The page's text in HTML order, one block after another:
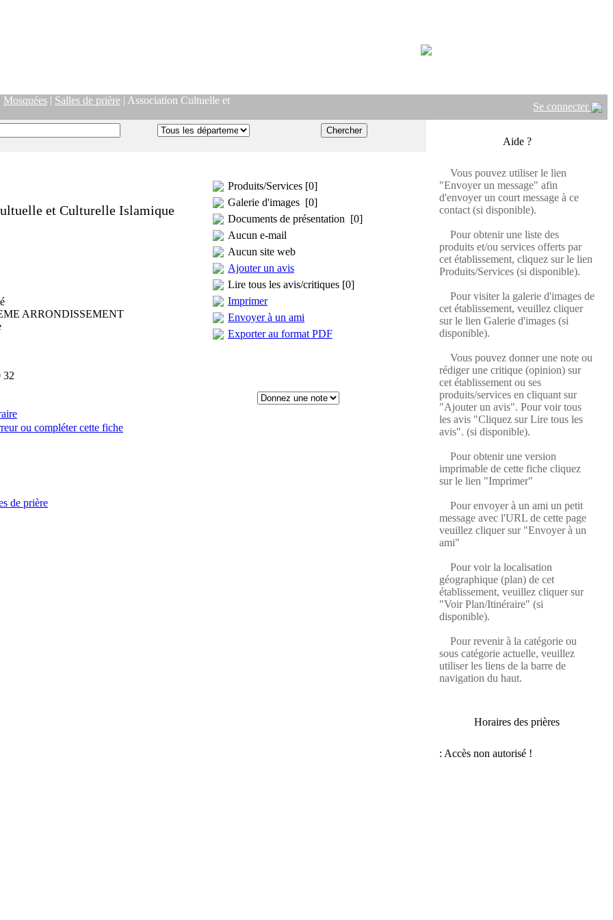
Mosquées | Salles de prière | Association Cultuelle et
Se connecter
et Culturelle Islamique
ARRONDISSEMENT
32
ou compléter cette fiche
de prière
Produits/Services [0]
Galerie d'images [0]
Documents de présentation [0]
Aucun e-mail
Aucun site web
Ajouter un avis
Lire tous les avis/critiques [0]
Imprimer
Envoyer à un ami
Exporter au format PDF
Aide ?
Vous pouvez utiliser le lien
"Envoyer un message" afin
d'envoyer un court message à ce
contact (si disponible).
Pour obtenir une liste des
produits et/ou services offerts par
cet établissement, cliquez sur le lien
Produits/Services (si disponible).
Pour visiter la galerie d'images de
cet établissement, veuillez cliquer
sur le lien Galerie d'images (si
disponible).
Vous pouvez donner une note ou
rédiger une critique (opinion) sur
cet établissement ou ses
produits/services en cliquant sur
"Ajouter un avis". Pour voir tous
les avis "Cliquez sur Lire tous les
avis". (si disponible).
Pour obtenir une version
imprimable de cette fiche cliquez
sur le lien "Imprimer"
Pour envoyer à un ami un petit
message avec l'URL de cette page
veuillez cliquer sur "Envoyer à un
ami"
Pour voir la localisation
géographique (plan) de cet
établissement, veuillez cliquer sur
"Voir Plan/Itinéraire" (si
disponible).
Pour revenir à la catégorie ou
sous catégorie actuelle, veuillez
utiliser les liens de la barre de
navigation du haut.
Horaires des prières